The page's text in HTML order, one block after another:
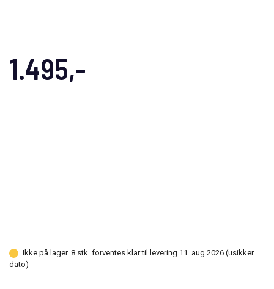
1.495,-
Ikke på lager. 8 stk. forventes klar til levering 11. aug 2026 (usikker
dato)